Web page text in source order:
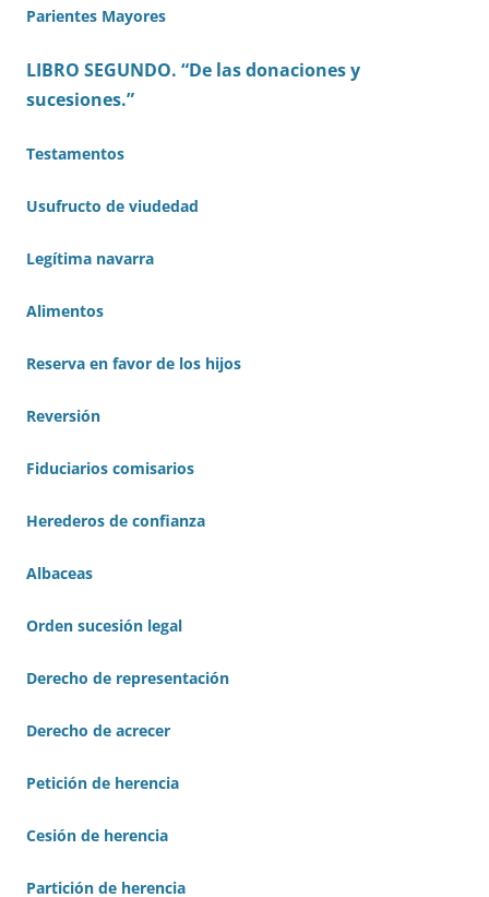
Parientes Mayores
LIBRO SEGUNDO. “De las donaciones y
sucesiones.”
Testamentos
Usufructo de viudedad
Legítima navarra
Alimentos
Reserva en favor de los hijos
Reversión
Fiduciarios comisarios
Herederos de confianza
Albaceas
Orden sucesión legal
Derecho de representación
Derecho de acrecer
Petición de herencia
Cesión de herencia
Partición de herencia